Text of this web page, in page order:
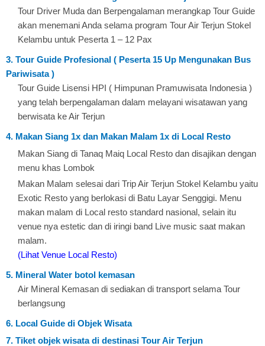
Tour Driver Muda dan Berpengalaman merangkap Tour Guide
akan menemani Anda selama program Tour Air Terjun Stokel
Kelambu untuk Peserta 1 – 12 Pax
3. Tour Guide Profesional ( Peserta 15 Up Mengunakan Bus
Pariwisata )
Tour Guide Lisensi HPI ( Himpunan Pramuwisata Indonesia )
yang telah berpengalaman dalam melayani wisatawan yang
berwisata ke Air Terjun
4. Makan Siang 1x dan Makan Malam 1x di Local Resto
Makan Siang di Tanaq Maiq Local Resto dan disajikan dengan
menu khas Lombok
Makan Malam selesai dari Trip Air Terjun Stokel Kelambu yaitu
Exotic Resto yang berlokasi di Batu Layar Senggigi. Menu
makan malam di Local resto standard nasional, selain itu
venue nya estetic dan di iringi band Live music saat makan
malam.
(Lihat Venue Local Resto)
5. Mineral Water botol kemasan
Air Mineral Kemasan di sediakan di transport selama Tour
berlangsung
6. Local Guide di Objek Wisata
7. Tiket objek wisata di destinasi Tour Air Terjun